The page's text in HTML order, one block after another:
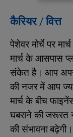
कैरियर / वित्त
पेशेवर मोर्चे पर
मार्च के आसपास
संकेत है। आप
की नजर में आप
मार्च के बीच
घबराने की जरूरत
की संभावना बढ़ेगी।